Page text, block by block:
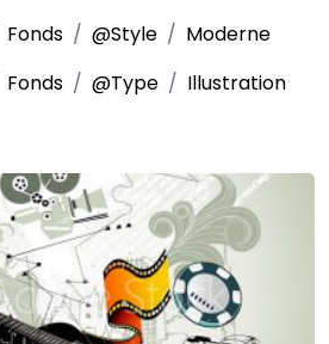
Fonds @Style
Moderne
Fonds @Type Illustration